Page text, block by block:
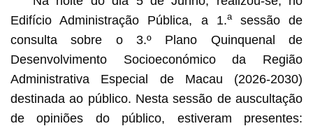
Edifício Administração Pública, a 1.asessão de
consulta sobre o 3.º Plano Quinquenal de
Desenvolvimento Socioeconómico da Região
Administrativa Especial de Macau (2026-2030)
destinada ao público. Nesta sessão de auscultação
de opiniões do público, estiveram presentes: